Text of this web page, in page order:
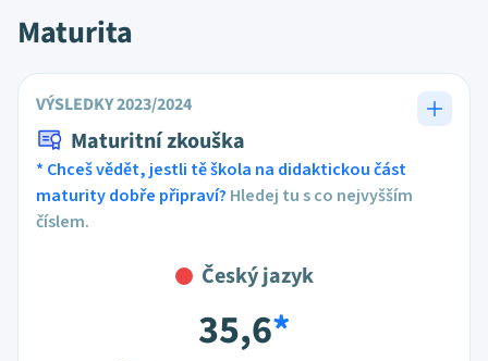
Maturita
VÝSLEDKY 2023/2024
Maturitní zkouška
* Chceš vědět, jestli tě škola na didaktickou část
maturity dobře připraví? Hledej tu s co nejvyšším
číslem.
Český jazyk
35,6*